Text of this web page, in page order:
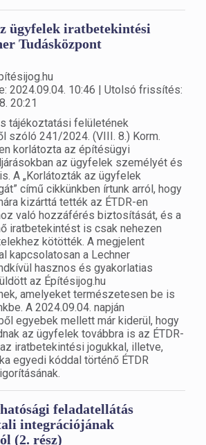
ügyfelek iratbetekintési
Tudásközpont
2024.09.04. 10:46 | Utolsó frissítés:
20:21
tájékoztatási felületének
szóló 241/2024. (VIII. 8.) Korm.
korlátozta az építésügyi
az ügyfelek személyét és
A „Korlátozták az ügyfelek
című cikkünkben írtunk arról, hogy
kizárttá tették az ÉTDR-en
való hozzáférés biztosítását, és a
iratbetekintést is csak nehezen
kötötték. A megjelent
kapcsolatosan a Lechner
hasznos és gyakorlatias
az Építésijog.hu
amelyeket természetesen be is
A 2024.09.04. napján
egyebek mellett már kiderül, hogy
az ügyfelek továbbra is az ÉTDR-
iratbetekintési jogukkal, illetve,
egyedi kóddal történő ÉTDR
feladatellátás
integrációjának
(2. rész)